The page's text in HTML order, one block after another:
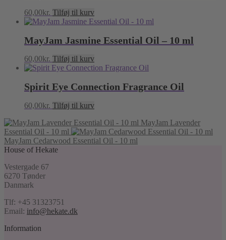
60,00kr. Tilføj til kurv
MayJam Jasmine Essential Oil – 10 ml
60,00kr. Tilføj til kurv
Spirit Eye Connection Fragrance Oil
60,00kr. Tilføj til kurv
MayJam Lavender
Essential Oil - 10 ml
MayJam Cedarwood Essential Oil - 10 ml
House of Hekate
Vestergade 67
6270 Tønder
Danmark
Tlf: +45 31323751
Email: info@hekate.dk
Information